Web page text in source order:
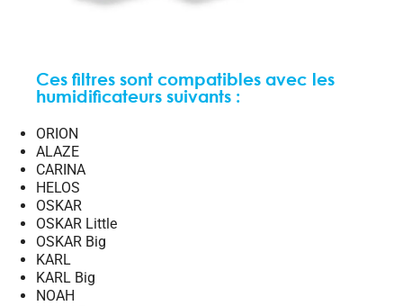
Ces filtres sont compatibles avec les
humidificateurs suivants :
ORION
ALAZE
CARINA
HELOS
OSKAR
OSKAR Little
OSKAR Big
KARL
KARL Big
NOAH